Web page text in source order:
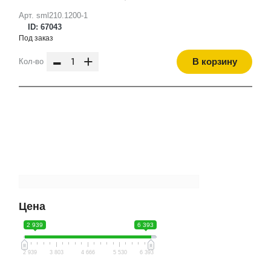
Цена
2 939 6 393
2 939 3 803 4 666 5 530 6 393
Арт. sml210.1200-1
ID: 67043
Под заказ
Кол-во - + В корзину